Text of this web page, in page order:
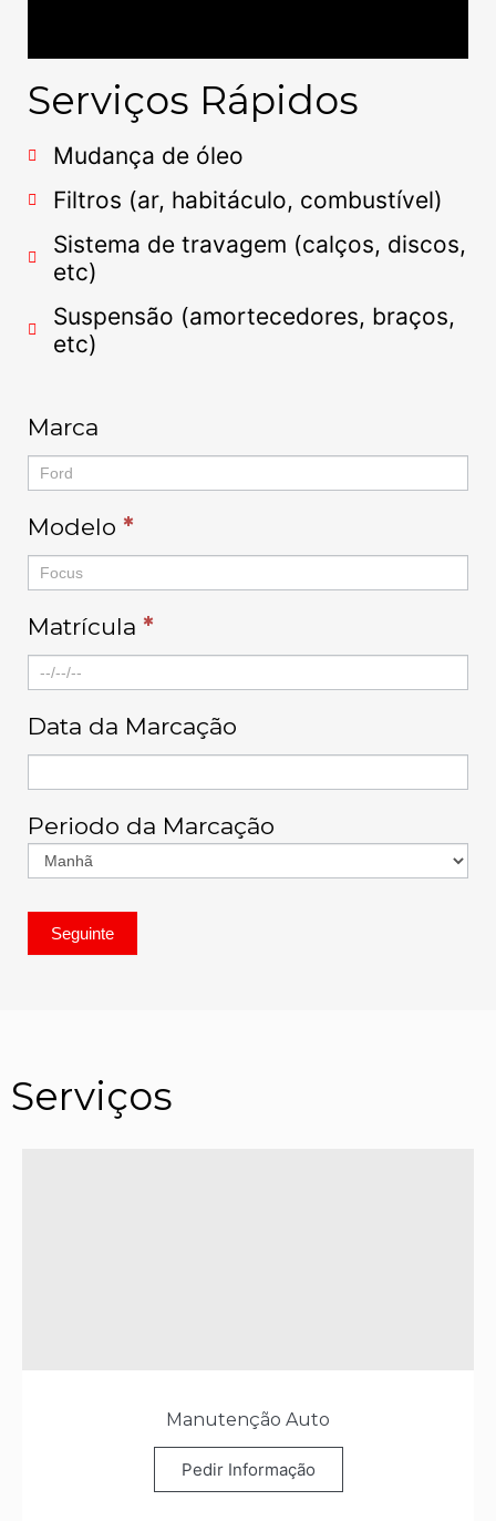
Serviços Rápidos
Mudança de óleo
Filtros (ar, habitáculo, combustível)
Sistema de travagem (calços, discos,
etc)
Suspensão (amortecedores, braços,
etc)
Auto
Marca
Modelo *
Matrícula *
Data da Marcação
Periodo da Marcação
Seguinte
Serviços
Manutenção Auto
Pedir Informação